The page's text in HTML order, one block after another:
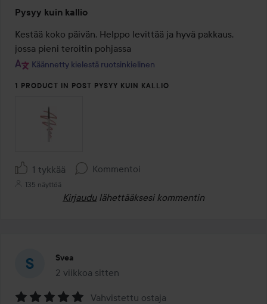
5
/
5
Pysyy kuin kallio
Kestää koko päivän. Helppo levittää ja hyvä pakkaus,
jossa pieni teroitin pohjassa
Käännetty kielestä ruotsinkielinen
1 PRODUCT IN POST PYSYY KUIN KALLIO
1 tykkää Kommentoi
135 näyttöä
Kirjaudu lähettääksesi kommentin
Svea
2 viikkoa sitten
Viesti luotiin 2 viikkoa sitten
Vahvistettu ostaja